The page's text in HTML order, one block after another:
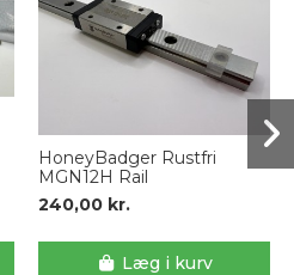
HoneyBadger Rustfri
MGN12H Rail
240,00 kr.
Læg i kurv